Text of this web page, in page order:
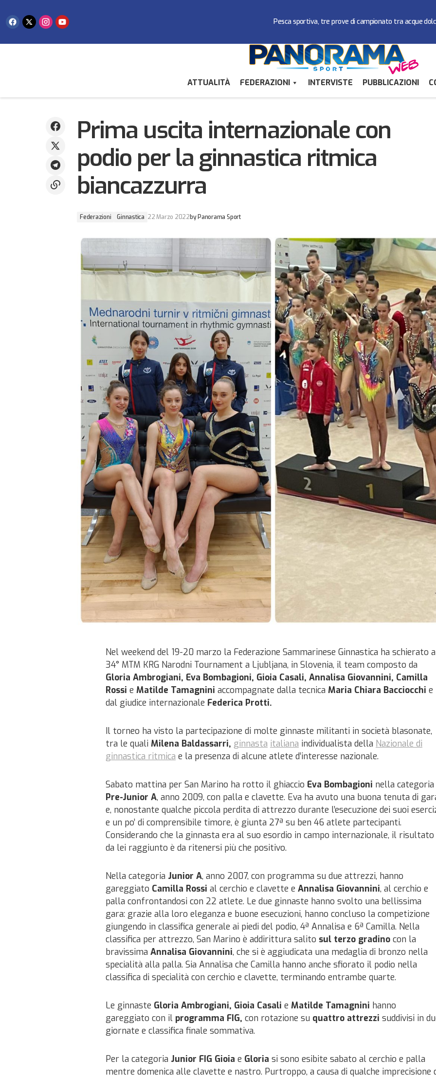
Pesca sportiva, tre prove di campionato tra acque
ATTUALITÀ FEDERAZIONI INTERVISTE PUBBLICAZIONI
Prima uscita internazionale con
podio per la ginnastica ritmica
biancazzurra
Federazioni Ginnastica 22 Marzo 2022by Panorama Sport
Nel weekend del 19-20 marzo la Federazione Sammarinese Ginnastica ha schierato
34° MTM KRG Narodni Tournament a Ljubljana, in Slovenia, il team composto da
Gloria Ambrogiani, Eva Bombagioni, Gioia Casali, Annalisa Giovannini, Camilla
Rossi e Matilde Tamagnini accompagnate dalla tecnica Maria Chiara Bacciocchi e
dal giudice internazionale Federica Protti.
Il torneo ha visto la partecipazione di molte ginnaste militanti in società blasonate,
tra le quali Milena Baldassarri, ginnasta italiana individualista della Nazionale di
ginnastica ritmica e la presenza di alcune atlete d’interesse nazionale.
Sabato mattina per San Marino ha rotto il ghiaccio Eva Bombagioni nella categoria
Pre-Junior A, anno 2009, con palla e clavette. Eva ha avuto una buona tenuta di
e, nonostante qualche piccola perdita di attrezzo durante l’esecuzione dei suoi
e un po’ di comprensibile timore, è giunta 27ª su ben 46 atlete partecipanti.
Considerando che la ginnasta era al suo esordio in campo internazionale, il risultato
da lei raggiunto è da ritenersi più che positivo.
Nella categoria Junior A, anno 2007, con programma su due attrezzi, hanno
gareggiato Camilla Rossi al cerchio e clavette e Annalisa Giovannini, al cerchio e
palla confrontandosi con 22 atlete. Le due ginnaste hanno svolto una bellissima
gara: grazie alla loro eleganza e buone esecuzioni, hanno concluso la competizione
giungendo in classifica generale ai piedi del podio, 4ª Annalisa e 6ª Camilla. Nella
classifica per attrezzo, San Marino è addirittura salito sul terzo gradino con la
bravissima Annalisa Giovannini, che si è aggiudicata una medaglia di bronzo nella
specialità alla palla. Sia Annalisa che Camilla hanno anche sfiorato il podio nella
classifica di specialità con cerchio e clavette, terminando entrambe quarte.
Le ginnaste Gloria Ambrogiani, Gioia Casali e Matilde Tamagnini hanno
gareggiato con il programma FIG, con rotazione su quattro attrezzi suddivisi in
giornate e classifica finale sommativa.
Per la categoria Junior FIG Gioia e Gloria si sono esibite sabato al cerchio e palla
mentre domenica alle clavette e nastro. Purtroppo, a causa di qualche imprecisione